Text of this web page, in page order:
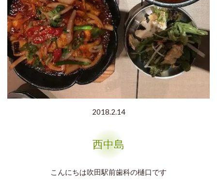
2018.2.14
西中島
こんにちは吹田駅前歯科の樋口です